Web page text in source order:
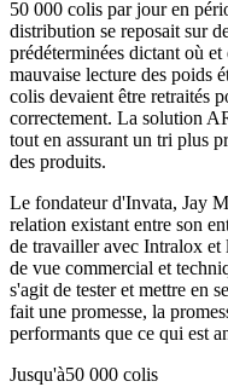
50 000 colis par jour en
distribution se reposait sur
prédéterminées dictant où
mauvaise lecture des poids
colis devaient être retraités
correctement. La solution
tout en assurant un tri plus
des produits.
Le fondateur d'Invata, Jay
relation existant entre son
de travailler avec Intralox et
de vue commercial et
s'agit de tester et mettre en
fait une promesse, la
performants que ce qui est
Jusqu'à50 000 colis